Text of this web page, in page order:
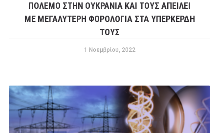
ΠΟΛΕΜΟ ΣΤΗΝ ΟΥΚΡΑΝΙΑ ΚΑΙ ΤΟΥΣ ΑΠΕΙΛΕΙ
ΜΕ ΜΕΓΑΛΥΤΕΡΗ ΦΟΡΟΛΟΓΙΑ ΣΤΑ ΥΠΕΡΚΕΡΔΗ
ΤΟΥΣ
1 Νοεμβρίου, 2022